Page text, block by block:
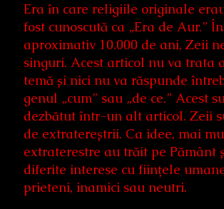
Era în care religiile originale
fost cunoscută ca „Era de Aur.”
aproximativ 10.000 de ani, Zeii
singuri. Acest articol nu va trata
temă și nici nu va răspunde
genul „cum” sau „de ce.” Acest
dezbătut într-un alt articol. Zeii
de extratereștrii. Ca idee, mai
extraterestre au trăit pe Pământ
diferite interese cu ființele
prieteni, inamici sau neutri.